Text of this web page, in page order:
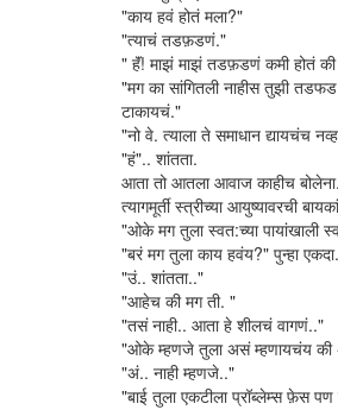
"काय हवं होतं मला?"
"त्याचं तडफ़डणं."
" हॅं! माझं माझं तडफ़डणं कमी होतं की
"मग का सांगितली नाहीस तुझी
टाकायचं."
"नो वे. त्याला ते समाधान द्यायचंच
"हं".. शांतता.
आता तो आतला आवाज काहीच
त्यागमूर्ती स्त्रीच्या आयुष्यावरची
"ओके मग तुला स्वत:च्या पायांखाली
"बरं मग तुला काय हवंय?" पुन्हा एकदा.
"उं.. शांतता.."
"आहेच की मग ती. "
"तसं नाही.. आता हे शीलचं वागणं.."
"ओके म्हणजे तुला असं म्हणायचंय की
"अं.. नाही म्हणजे.."
"बाई तुला एकटीला प्रॉब्लेम्स फ़ेस